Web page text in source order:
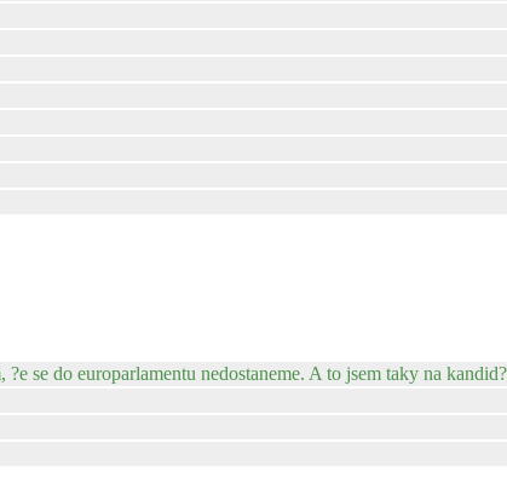
se do europarlamentu nedostaneme. A to jsem taky na